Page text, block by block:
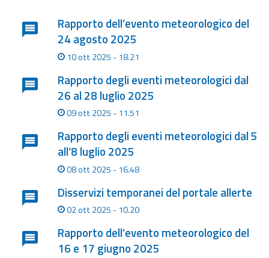
Bollettini
Meteo
Bollettini
Valanghe
Monitoraggio
eventi
Previsioni e dati
Previsioni meteo e
Dati osservati
Rapporto dell’evento meteorologico del
24 agosto 2025
10 ott 2025 - 18.21
Rapporto degli eventi meteorologici dal
26 al 28 luglio 2025
09 ott 2025 - 11.51
Rapporto degli eventi meteorologici dal 5
all’8 luglio 2025
08 ott 2025 - 16.48
Disservizi temporanei del portale allerte
02 ott 2025 - 10.20
Rapporto dell’evento meteorologico del
16 e 17 giugno 2025